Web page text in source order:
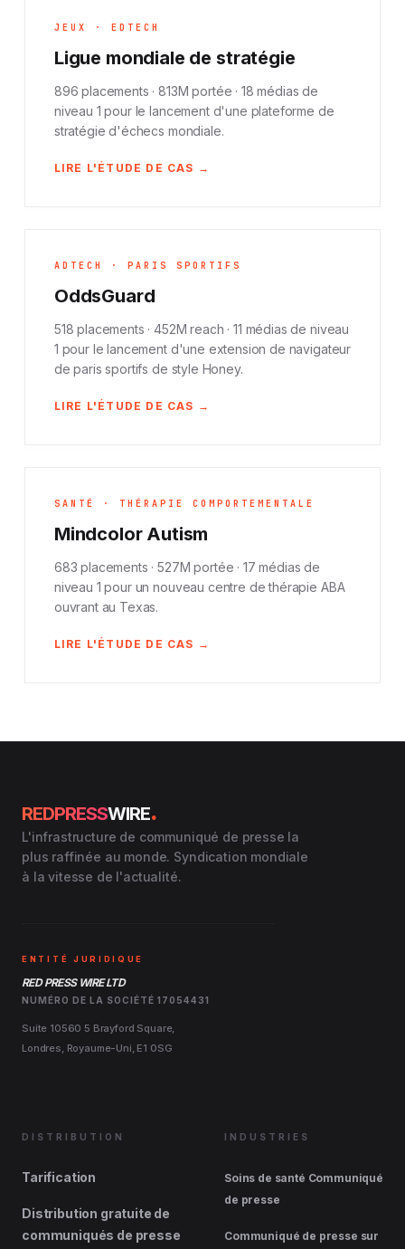
JEUX · EDTECH
Ligue mondiale de stratégie
896 placements · 813M portée · 18 médias de
niveau 1 pour le lancement d'une plateforme de
stratégie d'échecs mondiale.
LIRE L'ÉTUDE DE CAS →
ADTECH · PARIS SPORTIFS
OddsGuard
518 placements · 452M reach · 11 médias de niveau
1 pour le lancement d'une extension de navigateur
de paris sportifs de style Honey.
LIRE L'ÉTUDE DE CAS →
SANTÉ · THÉRAPIE COMPORTEMENTALE
Mindcolor Autism
683 placements · 527M portée · 17 médias de
niveau 1 pour un nouveau centre de thérapie ABA
ouvrant au Texas.
LIRE L'ÉTUDE DE CAS →
REDPRESSWIRE.
L'infrastructure de communiqué de presse la
plus raffinée au monde. Syndication mondiale
à la vitesse de l'actualité.
ENTITÉ JURIDIQUE
RED PRESS WIRE LTD
NUMÉRO DE LA SOCIÉTÉ 17054431
Suite 10560 5 Brayford Square,
Londres, Royaume-Uni, E1 0SG
DISTRIBUTION
Tarification
Distribution gratuite de
communiqués de presse
INDUSTRIES
Soins de santé Communiqué
de presse
Communiqué de presse sur